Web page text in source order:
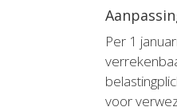
Per 1
voor